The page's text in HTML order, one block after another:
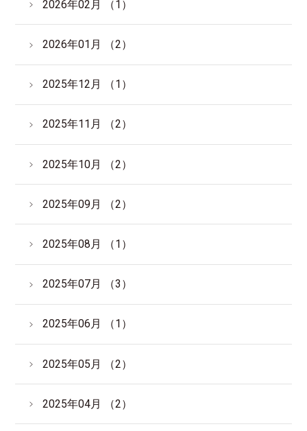
2026年02月 （1）
2026年01月 （2）
2025年12月 （1）
2025年11月 （2）
2025年10月 （2）
2025年09月 （2）
2025年08月 （1）
2025年07月 （3）
2025年06月 （1）
2025年05月 （2）
2025年04月 （2）